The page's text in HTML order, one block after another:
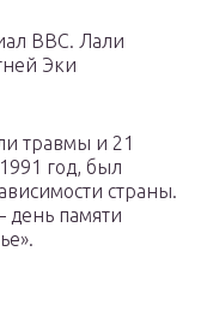
BBC. Лали
Эки
травмы и 21
год, был
страны.
день памяти